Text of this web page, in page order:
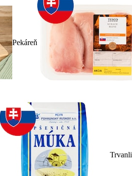
Pekáreň